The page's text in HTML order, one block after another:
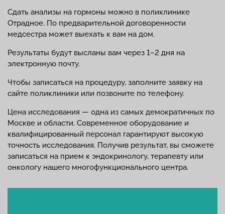
Сдать анализы на гормоны можно в поликлинике
Отрадное. По предварительной договоренности
медсестра может выехать к вам на дом.
Результаты будут высланы вам через 1–2 дня на
электронную почту.
Чтобы записаться на процедуру, заполните заявку на
сайте поликлиники или позвоните по телефону.
Цена исследования — одна из самых демократичных по
Москве и области. Современное оборудование и
квалифицированный персонал гарантируют высокую
точность исследования. Получив результат, вы сможете
записаться на прием к эндокринологу, терапевту или
онкологу нашего многофункционального центра.